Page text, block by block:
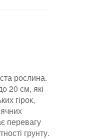
рослина.
20 см, які
гірок,
перевагу
грунту.